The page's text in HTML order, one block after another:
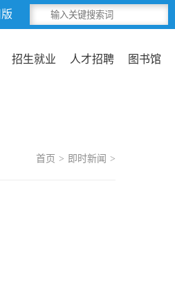
招生就业 人才招聘 图书馆
首页 > 即时新闻 >